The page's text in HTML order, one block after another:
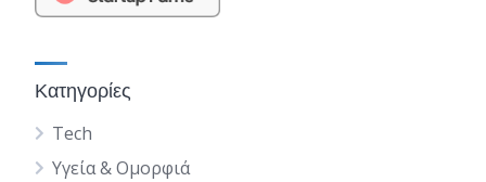
Κατηγορίες
Tech
Υγεία & Ομορφιά